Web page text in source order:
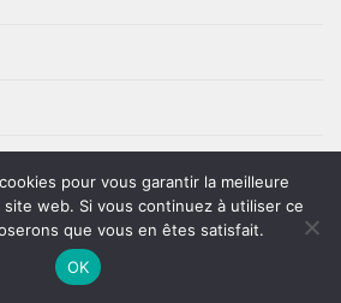
pour vous garantir la meilleure
web. Si vous continuez à utiliser ce
que vous en êtes satisfait.
OK